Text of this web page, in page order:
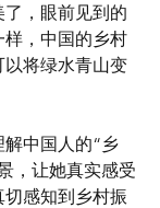
，眼前见到的
，中国的乡村
将绿水青山变
中国人的“乡
，让她真实感受
感知到乡村振